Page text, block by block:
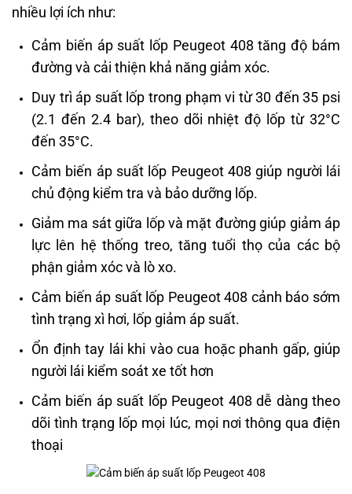
nhiều lợi ích như:
Cảm biến áp suất lốp Peugeot 408 tăng độ bám
đường và cải thiện khả năng giảm xóc.
Duy trì áp suất lốp trong phạm vi từ 30 đến 35 psi
(2.1 đến 2.4 bar), theo dõi nhiệt độ lốp từ 32°C
đến 35°C.
Cảm biến áp suất lốp Peugeot 408 giúp người lái
chủ động kiểm tra và bảo dưỡng lốp.
Giảm ma sát giữa lốp và mặt đường giúp giảm áp
lực lên hệ thống treo, tăng tuổi thọ của các bộ
phận giảm xóc và lò xo.
Cảm biến áp suất lốp Peugeot 408 cảnh báo sớm
tình trạng xì hơi, lốp giảm áp suất.
Ổn định tay lái khi vào cua hoặc phanh gấp, giúp
người lái kiểm soát xe tốt hơn
Cảm biến áp suất lốp Peugeot 408 dễ dàng theo
dõi tình trạng lốp mọi lúc, mọi nơi thông qua điện
thoại